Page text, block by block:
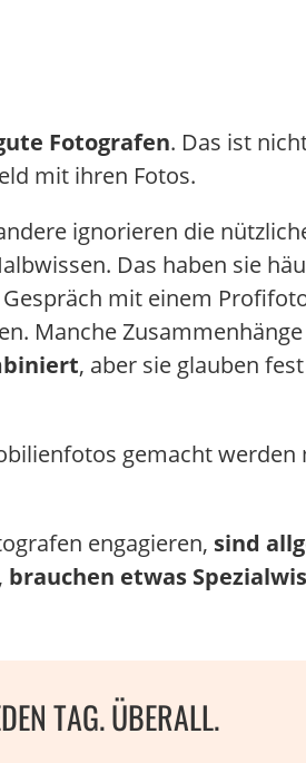
Fotografen. Das ist
mit ihren Fotos.
ignorieren die
Das haben sie
mit einem
Manche
, aber sie glauben
gemacht
engagieren, sind
brauchen etwas
TAG. ÜBERALL.